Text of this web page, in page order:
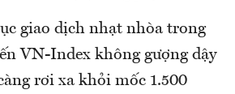
giao dịch nhạt nhòa trong
VN-Index không gượng dậy
rơi xa khỏi mốc 1.500